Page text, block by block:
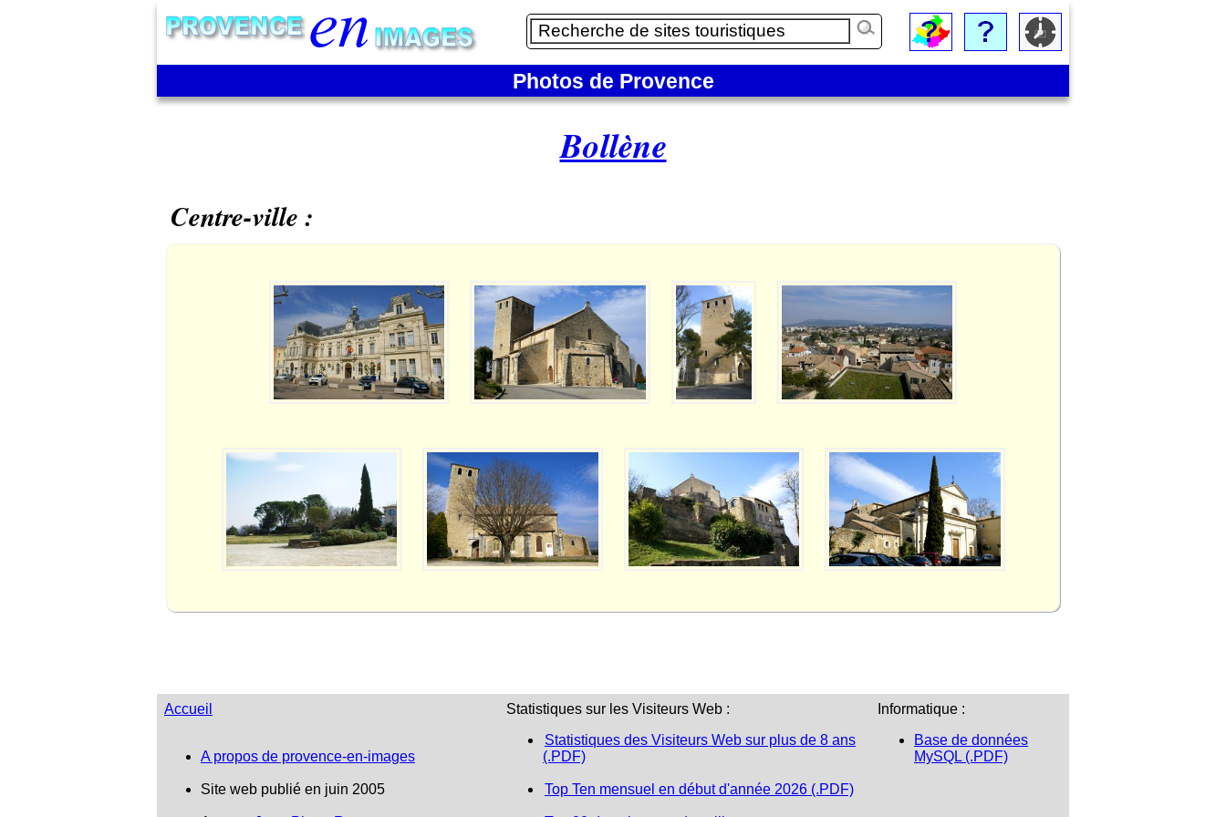
Photos de Provence
Bollène
Centre-ville :
Accueil
A propos de provence-en-images
Site web publié en juin 2005
Statistiques sur les Visiteurs Web :
Statistiques des Visiteurs Web sur plus de 8 ans
(.PDF)
Top Ten mensuel en début d'année 2026 (.PDF)
Informatique :
Base de données
MySQL (.PDF)